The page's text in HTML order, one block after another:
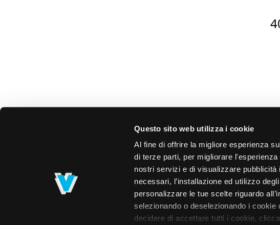
Questo sito web utilizza i cookie
Al fine di offrire la migliore esperienza
di terze parti, per migliorare
nostri servizi e di visualizzare
necessari, l’installazione ed utilizzo
personalizzare le tue scelte riguardo
selezionando o deselezionando i
decidere di accettare tutti i cookie,